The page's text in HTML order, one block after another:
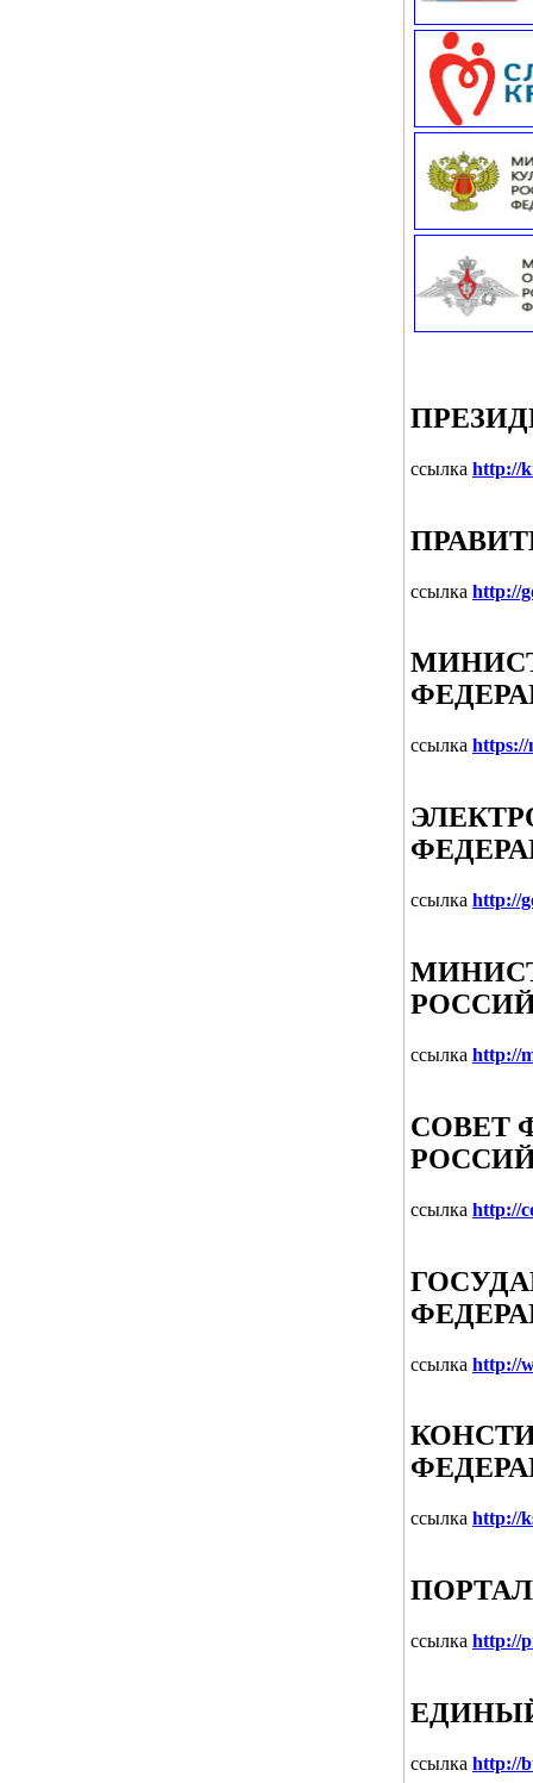
ссылка http://
ссылка http://
ссылка
ссылка http://
ссылка http://
СОВЕТ
ссылка http://
ссылка http://
ссылка http://
ссылка http://
ссылка http://